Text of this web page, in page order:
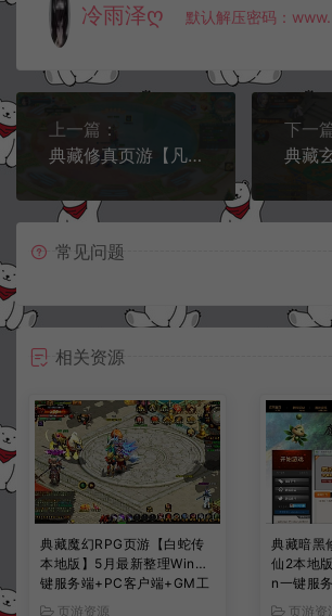
冷雨泽ღ 默认解压密码：
上一篇：
典藏修真页游【凡人修真2】10月最新整理Win一键服务端+GM工具+物品ID+详细外网搭建教程
下一
常见问题
相关资源
典藏魔幻RPG页游【白蛇传
本地版】5月最新整理Win一
键服务端+PC客户端+GM工
具+详细搭建教程
页游资源
典藏暗黑
仙2本地
n一键服
+GM工
页游资